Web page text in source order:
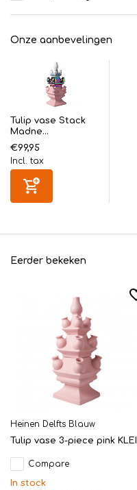
Onze aanbevelingen
Tulip vase Stack
Madne...
€99,95
Incl. tax
Eerder bekeken
Heinen Delfts Blauw
Tulip vase 3-piece pink KLEI
Compare
In stock